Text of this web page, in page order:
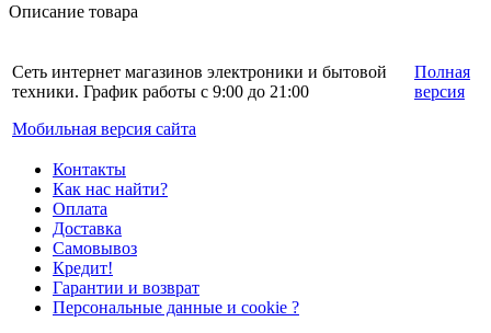
Описание товара
Сеть интернет магазинов электроники и бытовой
техники. График работы с 9:00 до 21:00
Мобильная версия сайта
Полная
версия
Контакты
Как нас найти?
Оплата
Доставка
Самовывоз
Кредит!
Гарантии и возврат
Персональные данные и cookie ?